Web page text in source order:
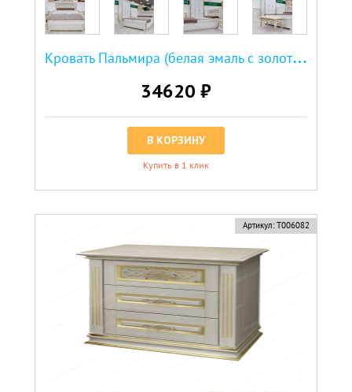
К
ровать Пальмира (белая эмаль с золотой патиной)
34620 ₽
В КОРЗИНУ
Купить в 1 клик
Артикул: Т006082